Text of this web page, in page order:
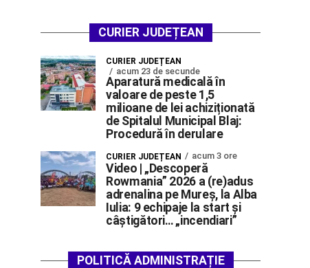
CURIER JUDEȚEAN
CURIER JUDEȚEAN
acum 23 de secunde
Aparatură medicală în
valoare de peste 1,5
milioane de lei achiziționată
de Spitalul Municipal Blaj:
Procedură în derulare
CURIER JUDEȚEAN acum 3 ore
Video | „Descoperă
Rowmania” 2026 a (re)adus
adrenalina pe Mureș, la Alba
Iulia: 9 echipaje la start și
câștigători… „incendiari”
POLITICĂ ADMINISTRAȚIE